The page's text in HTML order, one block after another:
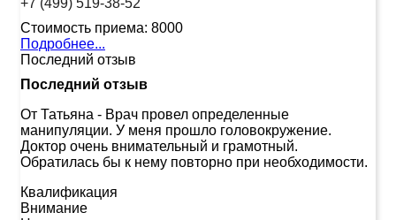
Стоимость приема: 8000
Подробнее...
Последний отзыв
Последний отзыв
От Татьяна - Врач провел определенные
манипуляции. У меня прошло головокружение.
Доктор очень внимательный и грамотный.
Обратилась бы к нему повторно при необходимости.
Квалификация
Внимание